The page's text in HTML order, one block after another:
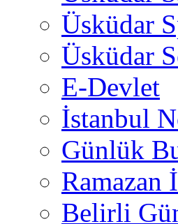
Üsküdar
Üsküdar
E-Devlet
İstanbul
Günlük
Ramazan
Belirli